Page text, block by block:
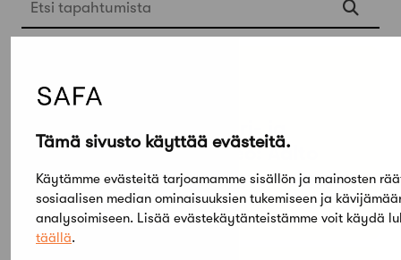
Tämä sivusto käyttää evästeitä.
Käytämme evästeitä tarjoamamme sisällön ja mainosten
sosiaalisen median ominaisuuksien tukemiseen ja
analysoimiseen. Lisää evästekäytänteistämme voit käydä
täällä.
05
KESÄ
TAMMI
designmuseo: Aalto
Design – Hyvinvoinnin
muodot